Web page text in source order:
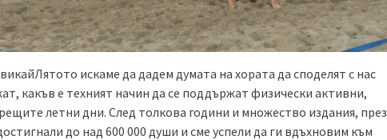
искаме да дадем думата на хората да споделят с нас
какъв е техният начин да се поддържат физически активни,
летни дни. След толкова години и множество издания, през
до над 600 000 души и сме успели да ги вдъхновим към